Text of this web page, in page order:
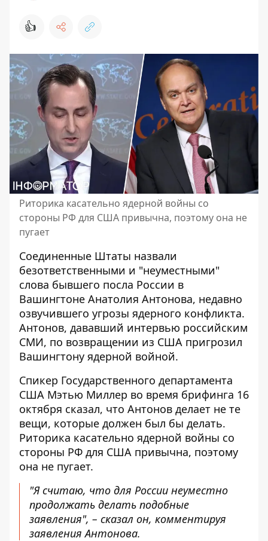
👍
Риторика касательно ядерной войны со
стороны РФ для США привычна, поэтому она не
пугает
Соединенные Штаты назвали
безответственными и "неуместными"
слова бывшего посла России в
Вашингтоне Анатолия Антонова, недавно
озвучившего угрозы ядерного конфликта.
Антонов, дававший интервью российским
СМИ, по возвращении из США пригрозил
Вашингтону ядерной войной.
Спикер Государственного департамента
США Мэтью Миллер во время брифинга 16
октября сказал, что Антонов делает не те
вещи, которые должен был бы делать.
Риторика касательно ядерной войны со
стороны РФ для США привычна, поэтому
она не пугает.
"Я считаю, что для России неуместно
продолжать делать подобные
заявления", – сказал он, комментируя
заявления Антонова.